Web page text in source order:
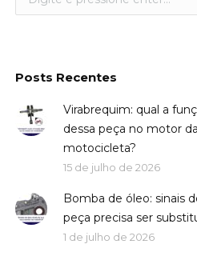
Posts Recentes
Virabrequim: qual a
dessa peça no motor da
motocicleta?
15 de julho de 2026
Bomba de óleo: sinais
peça precisa ser
1 de julho de 2026